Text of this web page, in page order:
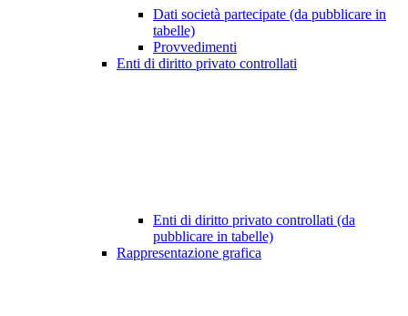
Dati società partecipate (da pubblicare in
tabelle)
Provvedimenti
Enti di diritto privato controllati
Enti di diritto privato controllati (da
pubblicare in tabelle)
Rappresentazione grafica